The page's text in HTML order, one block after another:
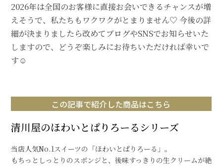
2026年は全国のお客様に直接お会いできるチャンスが増
えそうで、私たちもワクワクがとまりません♡ 今後の詳
細が決まりましたら改めてブログやSNSでお知らせいた
しますので、どうぞ楽しみにお待ちいただければ幸いで
す☺
この記事で紹介した商品はこちら
清川屋のほわいとぱりろーるシリーズ
当店人気No.1スイーツの「ほわいとぱりろーる」。
もちっとしっとりのスポンジと、後味すっきりの生クリームが絶